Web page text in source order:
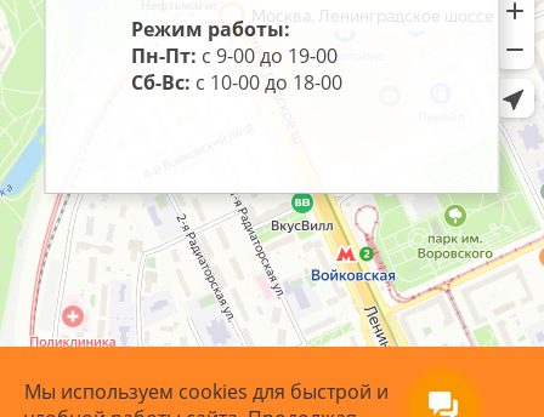
Режим работы:
Пн-Пт: с 9-00 до 19-00
Сб-Вс: с 10-00 до 18-00
Мы используем cookies для быстрой и